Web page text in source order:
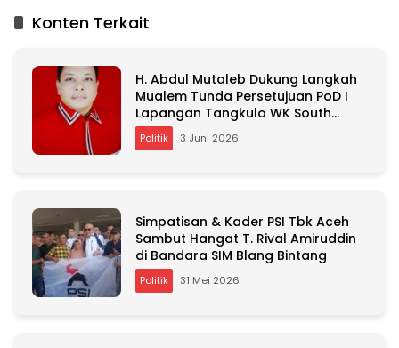
e Konten Terkait
H. Abdul Mutaleb Dukung Langkah
Mualem Tunda Persetujuan PoD I
Lapangan Tangkulo WK South
Andaman
Politik 3 Juni 2026
Simpatisan & Kader PSI Tbk Aceh
Sambut Hangat T. Rival Amiruddin
di Bandara SIM Blang Bintang
Politik 31 Mei 2026